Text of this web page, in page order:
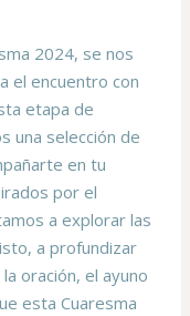
2024, se nos
el encuentro con
etapa de
una selección de
en tu
por el
a explorar las
a profundizar
oración, el ayuno
esta Cuaresma